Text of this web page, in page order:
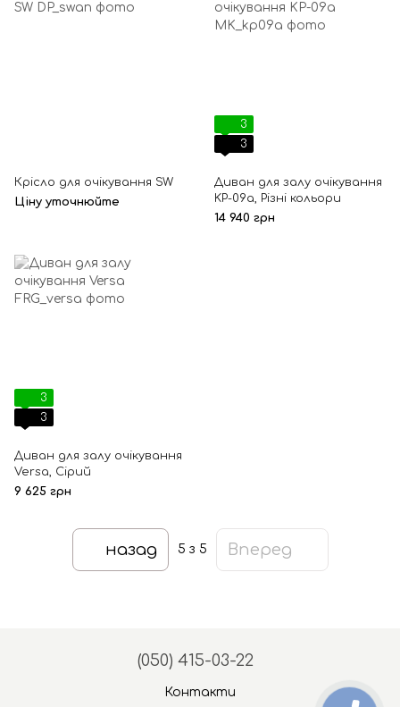
Крісло для очікування SW
Ціну уточнюйте
3
3
Диван для залу очікування
KP-09а, Різні кольори
14 940 грн
3
3
Диван для залу очікування
Versa, Сірий
9 625 грн
назад 5 з 5 Вперед
(050) 415-03-22
Контакти